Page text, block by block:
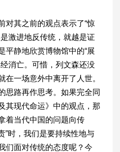
其之前的观点表示了“惊
激进地反传统，就越是证
平静地欣赏博物馆中的“展
消亡。可惜，列文森还没
在一场意外中离开了人世。
思路再作思考。如果完全同
其现代命运》中的观点，那
着当代中国的问题向传
”时，我们是要持续性地与
们面对传统的态度呢？今